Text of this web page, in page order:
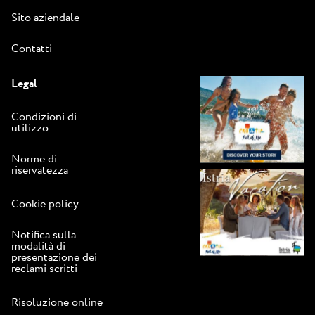
Sito aziendale
Contatti
Legal
Condizioni di
utilizzo
Norme di
riservatezza
Cookie policy
Notifica sulla
modalità di
presentazione dei
reclami scritti
Risoluzione online